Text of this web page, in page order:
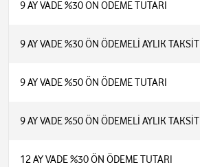
9 AY VADE %30 ÖN ÖDEME TUTARI
9 AY VADE %30 ÖN ÖDEMELİ AYLIK TAKSİT
9 AY VADE %50 ÖN ÖDEME TUTARI
9 AY VADE %50 ÖN ÖDEMELİ AYLIK TAKSİT
12 AY VADE %30 ÖN ÖDEME TUTARI